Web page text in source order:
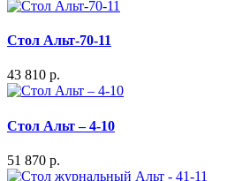
Стол Альт-70-11
43 810 р.
Стол Альт – 4-10
51 870 р.